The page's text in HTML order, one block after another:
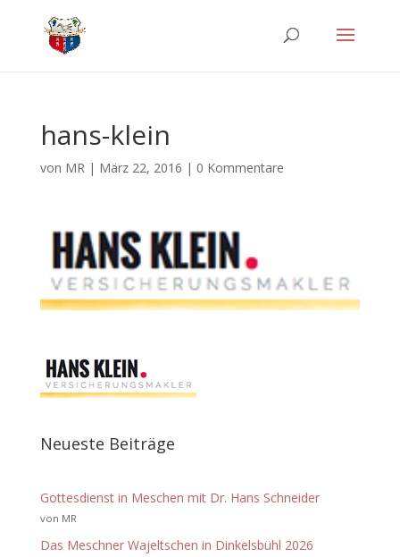
hans-klein
von MR| März 22, 2016 | 0 Kommentare
Neueste Beiträge
Gottesdienst in Meschen mit Dr. Hans Schneider
von MR
Das Meschner Wajeltschen in Dinkelsbühl 2026